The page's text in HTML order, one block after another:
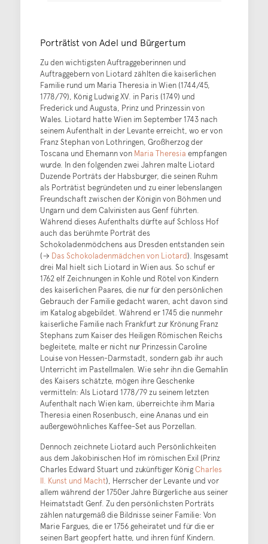
Porträtist von Adel und Bürgertum
Zu den wichtigsten Auftraggeberinnen und
Auftraggebern von Liotard zählten die kaiserlichen
Familie rund um Maria Theresia in Wien (1744/45,
1778/79), König Ludwig XV. in Paris (1749) und
Frederick und Augusta, Prinz und Prinzessin von
Wales. Liotard hatte Wien im September 1743 nach
seinem Aufenthalt in der Levante erreicht, wo er von
Franz Stephan von Lothringen, Großherzog der
Toscana und Ehemann von Maria Theresia empfangen
wurde. In den folgenden zwei Jahren malte Liotard
Duzende Porträts der Habsburger, die seinen Ruhm
als Porträtist begründeten und zu einer lebenslangen
Freundschaft zwischen der Königin von Böhmen und
Ungarn und dem Calvinisten aus Genf führten.
Während dieses Aufenthalts dürfte auf Schloss Hof
auch das berühmte Porträt des
Schokoladenmödchens aus Dresden entstanden sein
(→ Das Schokoladenmädchen von Liotard). Insgesamt
drei Mal hielt sich Liotard in Wien aus. So schuf er
1762 elf Zeichnungen in Kohle und Rötel von Kindern
des kaiserlichen Paares, die nur für den persönlichen
Gebrauch der Familie gedacht waren, acht davon sind
im Katalog abgebildet. Während er 1745 die nunmehr
kaiserliche Familie nach Frankfurt zur Krönung Franz
Stephans zum Kaiser des Heiligen Römischen Reichs
begleitete, malte er nicht nur Prinzessin Caroline
Louise von Hessen-Darmstadt, sondern gab ihr auch
Unterricht im Pastellmalen. Wie sehr ihn die Gemahlin
des Kaisers schätzte, mögen ihre Geschenke
vermitteln: Als Liotard 1778/79 zu seinem letzten
Aufenthalt nach Wien kam, überreichte ihm Maria
Theresia einen Rosenbusch, eine Ananas und ein
außergewöhnliches Kaffee-Set aus Porzellan.
Dennoch zeichnete Liotard auch Persönlichkeiten
aus dem Jakobinischen Hof im römischen Exil (Prinz
Charles Edward Stuart und zukünftiger KönigCharles
II. Kunst und Macht), Herrscher der Levante und vor
allem während der 1750er Jahre Bürgerliche aus seiner
Heimatstadt Genf. Zu den persönlichsten Porträts
zählen naturgemäß die Bildnisse seiner Familie: Von
Marie Fargues, die er 1756 geheiratet und für die er
seinen Bart geopfert hatte, und ihren fünf Kindern.